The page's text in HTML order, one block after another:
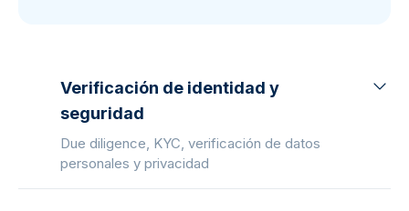
Verificación de identidad y
seguridad
Due diligence, KYC, verificación de datos
personales y privacidad